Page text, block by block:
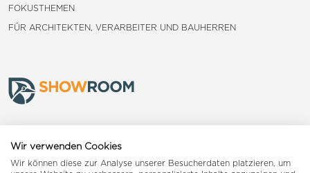
FOKUSTHEMEN
FÜR ARCHITEKTEN, VERARBEITER UND BAUHERREN
Landquart
Wir verwenden Cookies
Wir können diese zur Analyse unserer Besucherdaten platzieren, um